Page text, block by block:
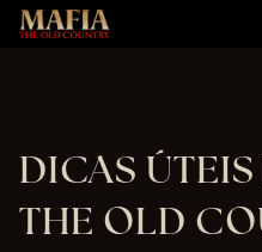
DICAS
THE OLD